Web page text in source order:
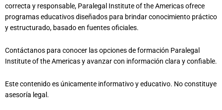
correcta y responsable, Paralegal Institute of the Americas ofrece
programas educativos diseñados para brindar conocimiento práctico
y estructurado, basado en fuentes oficiales.
Contáctanos para conocer las opciones de formación Paralegal
Institute of the Americas y avanzar con información clara y confiable.
Este contenido es únicamente informativo y educativo. No constituye
asesoría legal.